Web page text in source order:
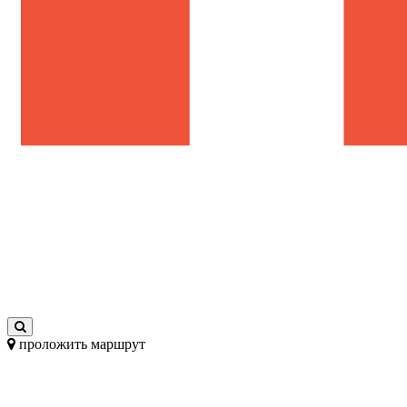
проложить маршрут